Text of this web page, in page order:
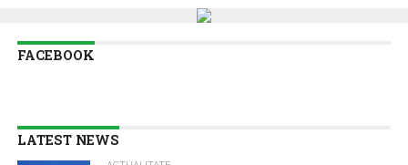
FACEBOOK
LATEST NEWS